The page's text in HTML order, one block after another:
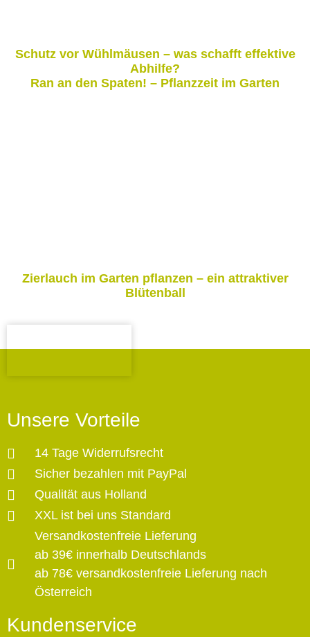
Schutz vor Wühlmäusen – was schafft effektive
Abhilfe?
Ran an den Spaten! – Pflanzzeit im Garten
Zierlauch im Garten pflanzen – ein attraktiver
Blütenball
Unsere Vorteile
14 Tage Widerrufsrecht
Sicher bezahlen mit PayPal
Qualität aus Holland
XXL ist bei uns Standard
Versandkostenfreie Lieferung
ab 39€ innerhalb Deutschlands
ab 78€ versandkostenfreie Lieferung nach
Österreich
Kundenservice